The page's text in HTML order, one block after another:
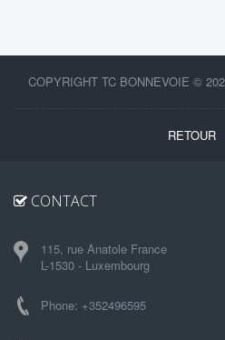
COPYRIGHT TC BONNEVOIE ©
RETOUR
CONTACT
115, rue Anatole France
L-1530 - Luxembourg
Phone: +352496595